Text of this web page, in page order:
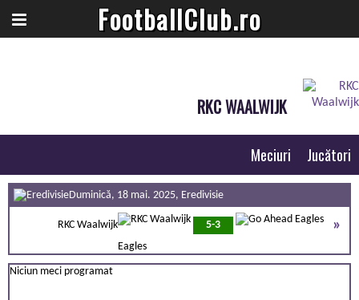
FootballClub.ro
RKC WAALWIJK
Meciuri Jucători
Duminică, 18 mai. 2025, Eredivisie
RKC Waalwijk
5-3
Eagles
»
Niciun meci programat